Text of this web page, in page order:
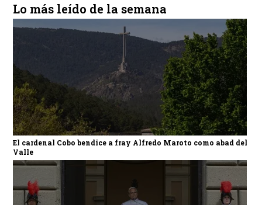
Lo más leído de la semana
El cardenal Cobo bendice a fray Alfredo Maroto como abad del
Valle